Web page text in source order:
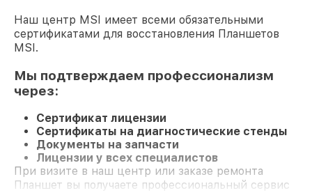
Наш центр MSI имеет всеми обязательными
сертификатами для восстановления Планшетов
MSI.
Мы подтверждаем профессионализм
через:
Сертификат лицензии
Сертификаты на диагностические стенды
Документы на запчасти
Лицензии у всех специалистов
При визите в наш центр или заказе ремонта
Планшет вы получаете профессиональный сервис